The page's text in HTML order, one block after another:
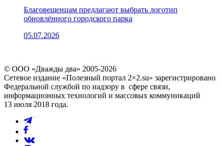
Благовещенцам предлагают выбрать логотип
обновлённого городского парка
05.07.2026
© ООО «Дважды два» 2005-2026
Сетевое издание «Полезный портал 2×2.su» зарегистрировано
Федеральной службой по надзору в сфере связи,
информационных технологий и массовых коммуникаций
13 июля 2018 года.